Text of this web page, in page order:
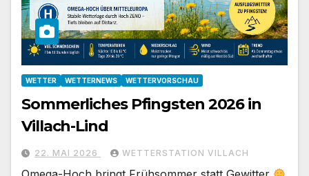
WETTER WETTERNEWS WETTERVORSCHAU
Sommerliches Pfingsten 2026 in
Villach-Lind
22. MAI 2026 WETTERSTATION VILLACH